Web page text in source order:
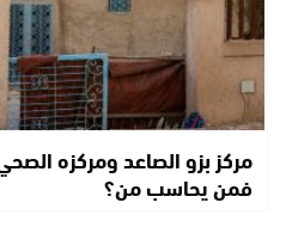
مركز بزو الصاعد ومركزه
فمن يحاسب من؟